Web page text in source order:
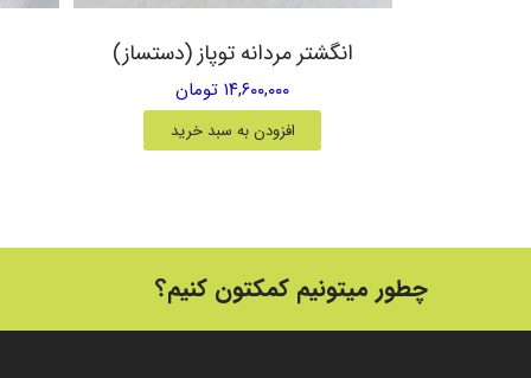
انگشتر مردانه توپاز (دستساز)
۱۴,۶۰۰,۰۰۰ تومان
افزودن به سبد خرید
چطور میتونیم کمکتون کنیم؟